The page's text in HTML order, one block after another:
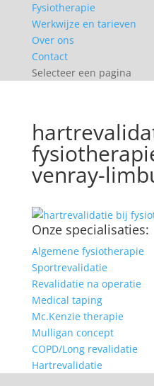
Fysiotherapie
Werkwijze en tarieven
Over ons
Contact
Selecteer een pagina
venray-
Onze specialisaties:
Algemene fysiotherapie
Sportrevalidatie
Revalidatie na operatie
Medical taping
Mc.Kenzie therapie
Mulligan concept
COPD/Long revalidatie
Hartrevalidatie